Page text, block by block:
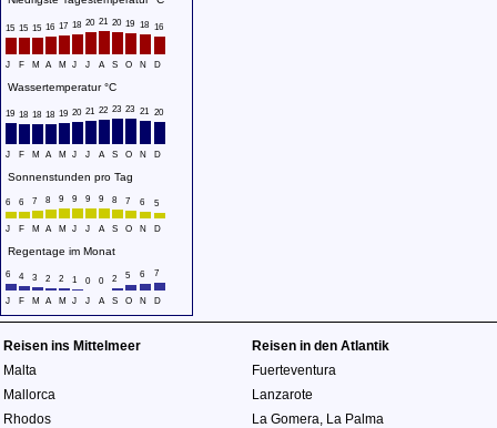
15 15 15 16 17 18 20 21 20 19 18 16
J F M A M J J A S O N D
Wassertemperatur °C
19 18 18 18 19 20 21 22 23 23 21 20
J F M A M J J A S O N D
Sonnenstunden pro Tag
6 6 7 8 9 9 9 9 8 7 6 5
J F M A M J J A S O N D
Regentage im Monat
6 4 3 2 2 1 0 0 2 5 6 7
J F M A M J J A S O N D
Reisen ins Mittelmeer
Malta
Mallorca
Rhodos
Reisen in den Atlantik
Fuerteventura
Lanzarote
La Gomera, La Palma